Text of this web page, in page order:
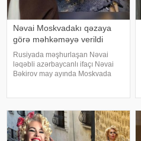
Nəvai Moskvadakı qəzaya
görə məhkəməyə verildi
Rusiyada məşhurlaşan Nəvai
ləqəbli azərbaycanlı ifaçı Nəvai
Bəkirov may ayında Moskvada
görə məhkəməyə verilib. Bu
barədə TASS məlumat yayıb